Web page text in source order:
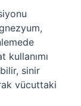
sinir
vücuttaki